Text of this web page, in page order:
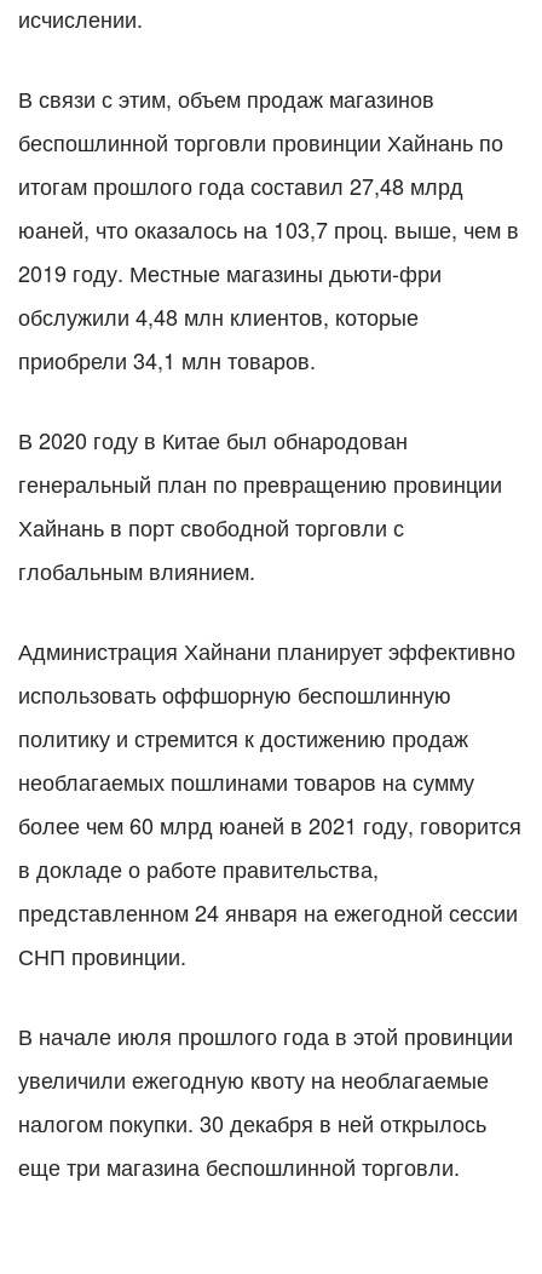
исчислении.
В связи с этим, объем продаж магазинов
беспошлинной торговли провинции Хайнань по
итогам прошлого года составил 27,48 млрд
юаней, что оказалось на 103,7 проц. выше, чем в
2019 году. Местные магазины дьюти-фри
обслужили 4,48 млн клиентов, которые
приобрели 34,1 млн товаров.
В 2020 году в Китае был обнародован
генеральный план по превращению провинции
Хайнань в порт свободной торговли с
глобальным влиянием.
Администрация Хайнани планирует эффективно
использовать оффшорную беспошлинную
политику и стремится к достижению продаж
необлагаемых пошлинами товаров на сумму
более чем 60 млрд юаней в 2021 году, говорится
в докладе о работе правительства,
представленном 24 января на ежегодной сессии
СНП провинции.
В начале июля прошлого года в этой провинции
увеличили ежегодную квоту на необлагаемые
налогом покупки. 30 декабря в ней открылось
еще три магазина беспошлинной торговли.